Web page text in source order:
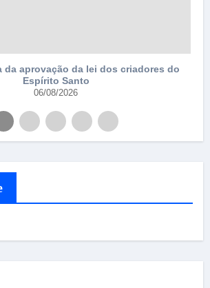
da aprovação da lei dos criadores do
Espírito Santo
06/08/2026